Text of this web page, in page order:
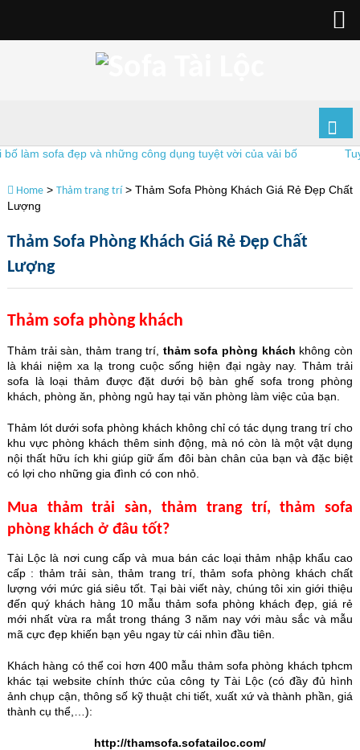
sofa đẹp và những công dụng tuyệt vời của vải bố Tuyển
Home> Thảm trang trí> Thảm Sofa Phòng Khách Giá Rẻ Đẹp Chất
Lượng
Thảm Sofa Phòng Khách Giá Rẻ Đẹp Chất
Lượng
Thảm sofa phòng khách
Thảm trải sàn, thảm trang trí, thảm sofa phòng khách không còn
là khái niệm xa lạ trong cuộc sống hiện đại ngày nay. Thảm trải
sofa là loại thảm được đặt dưới bộ bàn ghế sofa trong phòng
khách, phòng ăn, phòng ngủ hay tại văn phòng làm việc của bạn.
Thảm lót dưới sofa phòng khách không chỉ có tác dụng trang trí cho
khu vực phòng khách thêm sinh động, mà nó còn là một vật dụng
nội thất hữu ích khi giúp giữ ấm đôi bàn chân của bạn và đặc biệt
có lợi cho những gia đình có con nhỏ.
Mua thảm trải sàn, thảm trang trí, thảm sofa
phòng khách ở đâu tốt?
Tài Lộc là nơi cung cấp và mua bán các loại thảm nhập khẩu cao
cấp : thảm trải sàn, thảm trang trí, thảm sofa phòng khách chất
lượng với mức giá siêu tốt. Tại bài viết này, chúng tôi xin giới thiệu
đến quý khách hàng 10 mẫu thảm sofa phòng khách đẹp, giá rẻ
mới nhất vừa ra mắt trong tháng 3 năm nay với màu sắc và mẫu
mã cực đẹp khiến bạn yêu ngay từ cái nhìn đầu tiên.
Khách hàng có thể coi hơn 400 mẫu thảm sofa phòng khách tphcm
khác tại website chính thức của công ty Tài Lộc (có đầy đủ hình
ảnh chụp cận, thông số kỹ thuật chi tiết, xuất xứ và thành phần, giá
thành cụ thể,…):
http://thamsofa.sofatailoc.com/